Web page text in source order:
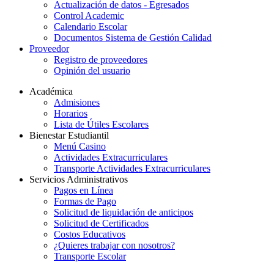
Actualización de datos - Egresados
Control Academic
Calendario Escolar
Documentos Sistema de Gestión Calidad
Proveedor
Registro de proveedores
Opinión del usuario
Académica
Admisiones
Horarios
Lista de Útiles Escolares
Bienestar Estudiantil
Menú Casino
Actividades Extracurriculares
Transporte Actividades Extracurriculares
Servicios Administrativos
Pagos en Línea
Formas de Pago
Solicitud de liquidación de anticipos
Solicitud de Certificados
Costos Educativos
¿Quieres trabajar con nosotros?
Transporte Escolar